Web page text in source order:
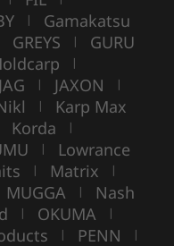
| Gamakatsu
GREYS | GURU
|
JAG | JAXON |
| Karp Max
Korda |
| Lowrance
| Matrix |
MUGGA | Nash
| OKUMA |
| PENN |